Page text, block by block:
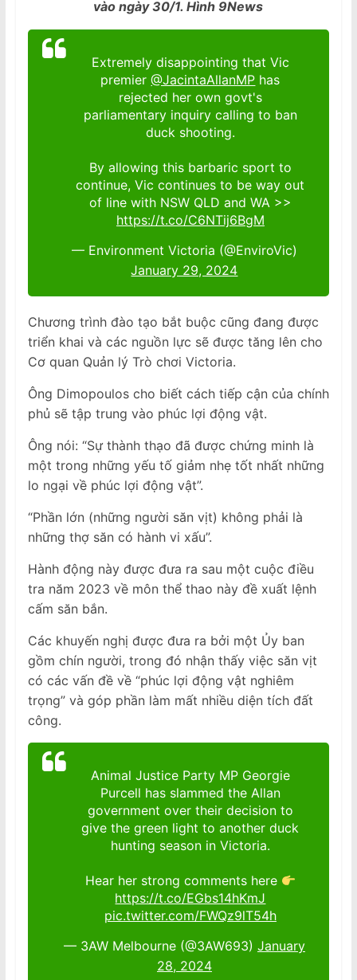
vào ngày 30/1. Hình 9News
Extremely disappointing that Vic
premier@JacintaAllanMP has
rejected her own govt's
parliamentary inquiry calling to ban
duck shooting.
By allowing this barbaric sport to
continue, Vic continues to be way out
of line with NSW QLD and WA >>
https://t.co/C6NTij6BgM
— Environment Victoria (@EnviroVic)
January 29, 2024
Chương trình đào tạo bắt buộc cũng đang được
triển khai và các nguồn lực sẽ được tăng lên cho
Cơ quan Quản lý Trò chơi Victoria.
Ông Dimopoulos cho biết cách tiếp cận của chính
phủ sẽ tập trung vào phúc lợi động vật.
Ông nói: “Sự thành thạo đã được chứng minh là
một trong những yếu tố giảm nhẹ tốt nhất những
lo ngại về phúc lợi động vật”.
“Phần lớn (những người săn vịt) không phải là
những thợ săn có hành vi xấu”.
Hành động này được đưa ra sau một cuộc điều
tra năm 2023 về môn thể thao này đề xuất lệnh
cấm săn bắn.
Các khuyến nghị được đưa ra bởi một Ủy ban
gồm chín người, trong đó nhận thấy việc săn vịt
có các vấn đề về “phúc lợi động vật nghiêm
trọng” và góp phần làm mất nhiều diện tích đất
công.
Animal Justice Party MP Georgie
Purcell has slammed the Allan
government over their decision to
give the green light to another duck
hunting season in Victoria.
Hear her strong comments here
https://t.co/EGbs14hKmJ
pic.twitter.com/FWQz9lT54h
— 3AW Melbourne (@3AW693) January
28, 2024